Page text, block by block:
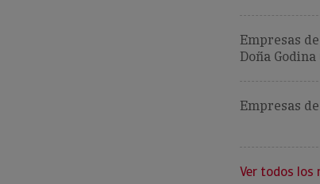
Empresas
Doña
Empresas
Ver todos los